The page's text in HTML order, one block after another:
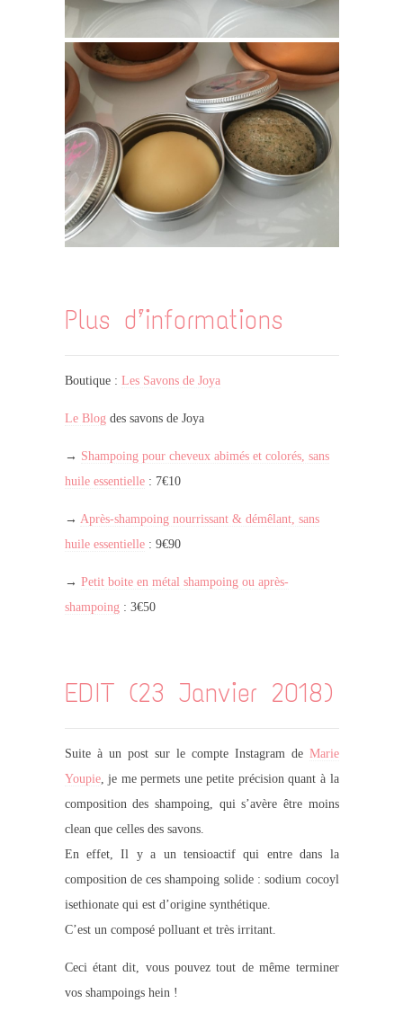
Plus d’informations
Boutique : Les Savons de Joya
Le Blogdes savons de Joya
→ Shampoing pour cheveux abimés et colorés, sans
huile essentielle: 7€10
→ Après-shampoing nourrissant & démêlant, sans
huile essentielle: 9€90
→ Petit boite en métal shampoing ou après-
shampoing: 3€50
EDIT (23 Janvier 2018)
Suite à un post sur le compte Instagram de Marie
Youpie, je me permets une petite précision quant à la
composition des shampoing, qui s’avère être moins
clean que celles des savons.
En effet, Il y a un tensioactif qui entre dans la
composition de ces shampoing solide : sodium cocoyl
isethionate qui est d’origine synthétique.
C’est un composé polluant et très irritant.
Ceci étant dit, vous pouvez tout de même terminer
vos shampoings hein !